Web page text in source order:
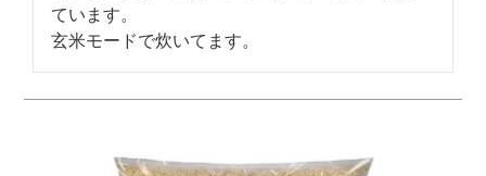
ています。
玄米モードで炊いてます。